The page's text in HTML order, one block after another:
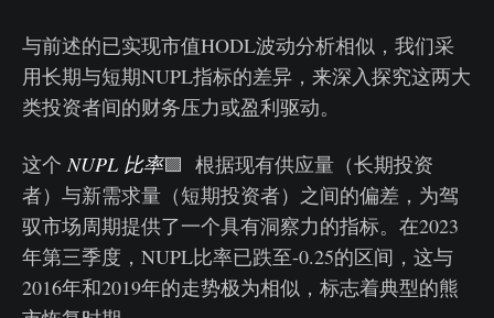
与前述的已实现市值HODL波动分析相似，我们采
用长期与短期NUPL指标的差异，来深入探究这两大
类投资者间的财务压力或盈利驱动。
这个 NUPL 比率🟪 根据现有供应量（长期投资
者）与新需求量（短期投资者）之间的偏差，为驾
驭市场周期提供了一个具有洞察力的指标。在2023
年第三季度，NUPL比率已跌至-0.25的区间，这与
2016年和2019年的走势极为相似，标志着典型的熊